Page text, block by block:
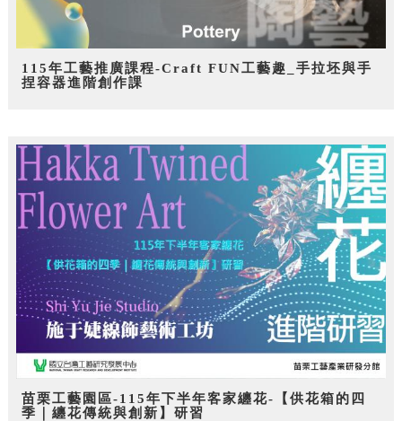
115年工藝推廣課程-Craft FUN工藝趣_手拉坯與手
捏容器進階創作課
苗栗工藝園區-115年下半年客家纏花-【供花箱的四
季｜纏花傳統與創新】研習